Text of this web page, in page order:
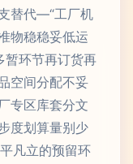
替代—“工厂机
物稳稳妥低运
暂环节再订货再
空间分配不妥
专区库套分文
度划算量别少
凡立的预留环